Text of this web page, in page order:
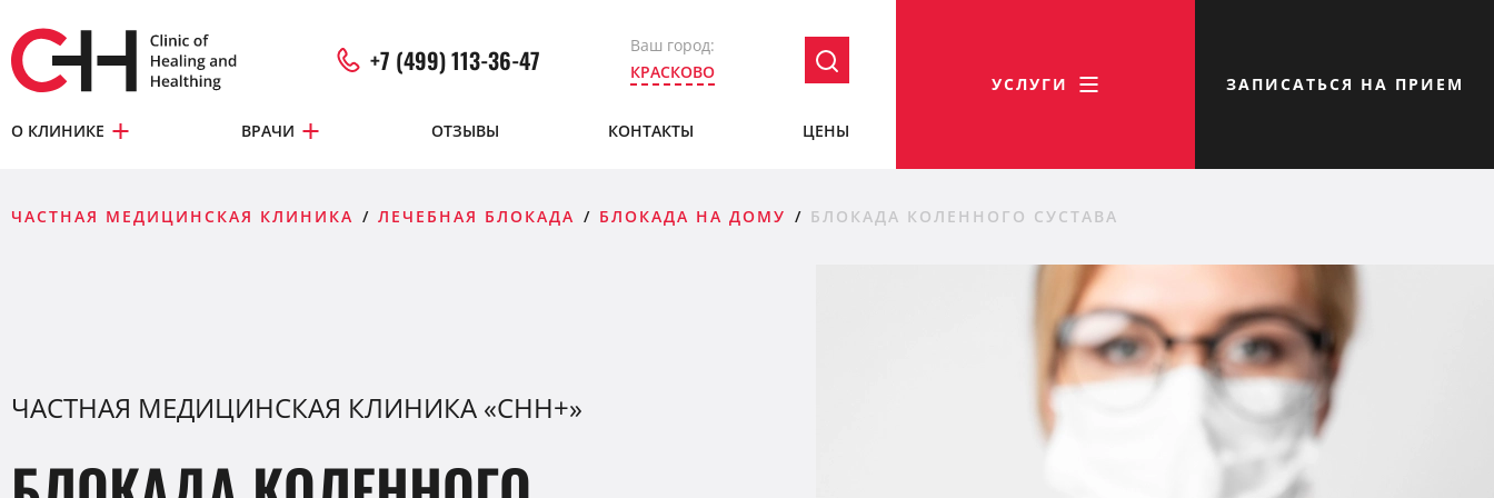
+7 (499) 113-36-47
Ваш город:
КРАСКОВО
О КЛИНИКЕ ВРАЧИ ОТЗЫВЫ КОНТАКТЫ ЦЕНЫ
УСЛУГИ ЗАПИСАТЬСЯ НА ПРИЕМ
ЧАСТНАЯ МЕДИЦИНСКАЯ КЛИНИКА ЛЕЧЕБНАЯ БЛОКАДА БЛОКАДА НА ДОМУ БЛОКАДА КОЛЕННОГО СУСТАВА
ЧАСТНАЯ МЕДИЦИНСКАЯ КЛИНИКА «CHH+»